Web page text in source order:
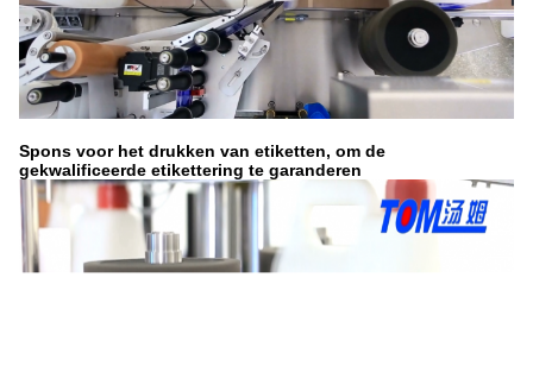
Spons voor het drukken van etiketten, om de
gekwalificeerde etikettering te garanderen